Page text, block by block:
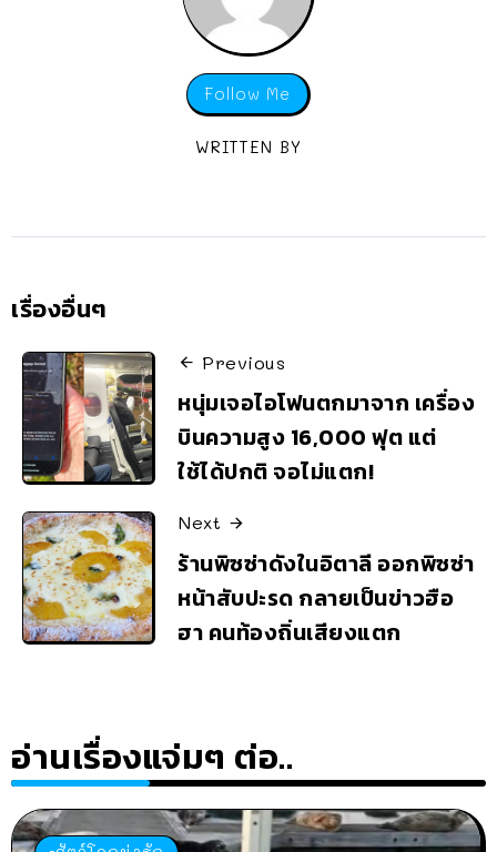
Follow Me
WRITTEN BY
เรื่องอื่นๆ
Previous
หนุ่มเจอไอโฟนตกมาจาก เครื่อง
บินความสูง 16,000 ฟุต แต่
ใช้ได้ปกติ จอไม่แตก!
Next
ร้านพิซซ่าดังในอิตาลี ออกพิซซ่า
หน้าสับปะรด กลายเป็นข่าวฮือ
ฮา คนท้องถิ่นเสียงแตก
อ่านเรื่องแจ่มๆ ต่อ..